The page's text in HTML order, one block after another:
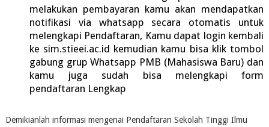
melakukan pembayaran kamu akan mendapatkan
notifikasi via whatsapp secara otomatis untuk
melengkapi Pendaftaran, Kamu dapat login kembali
ke sim.stieei.ac.id kemudian kamu bisa klik tombol
gabung grup Whatsapp PMB (Mahasiswa Baru) dan
kamu juga sudah bisa melengkapi form
pendaftaran Lengkap
Demikianlah informasi mengenai Pendaftaran Sekolah Tinggi Ilmu